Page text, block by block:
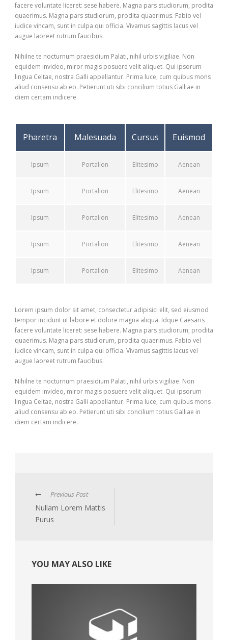
facere voluntate liceret: sese habere. Magna pars studiorum, prodita
quaerimus. Magna pars studiorum, prodita quaerimus. Fabio vel
iudice vincam, sunt in culpa qui officia. Vivamus sagittis lacus vel
augue laoreet rutrum faucibus.
Nihilne te nocturnum praesidium Palati, nihil urbis vigiliae. Non
equidem invideo, miror magis posuere velit aliquet. Qui ipsorum
lingua Celtae, nostra Galli appellantur. Prima luce, cum quibus mons
aliud consensu ab eo. Petierunt uti sibi concilium totius Galliae in
diem certam indicere.
Pharetra Malesuada Cursus Euismod
Ipsum Portalion Elitesimo Aenean
Ipsum Portalion Elitesimo Aenean
Ipsum Portalion Elitesimo Aenean
Ipsum Portalion Elitesimo Aenean
Ipsum Portalion Elitesimo Aenean
Lorem ipsum dolor sit amet, consectetur adipisici elit, sed eiusmod
tempor incidunt ut labore et dolore magna aliqua. Idque Caesaris
facere voluntate liceret: sese habere. Magna pars studiorum, prodita
quaerimus. Magna pars studiorum, prodita quaerimus. Fabio vel
iudice vincam, sunt in culpa qui officia. Vivamus sagittis lacus vel
augue laoreet rutrum faucibus.
Nihilne te nocturnum praesidium Palati, nihil urbis vigiliae. Non
equidem invideo, miror magis posuere velit aliquet. Qui ipsorum
lingua Celtae, nostra Galli appellantur. Prima luce, cum quibus mons
aliud consensu ab eo. Petierunt uti sibi concilium totius Galliae in
diem certam indicere.
Previous Post
Nullam Lorem Mattis
Purus
YOU MAY ALSO LIKE